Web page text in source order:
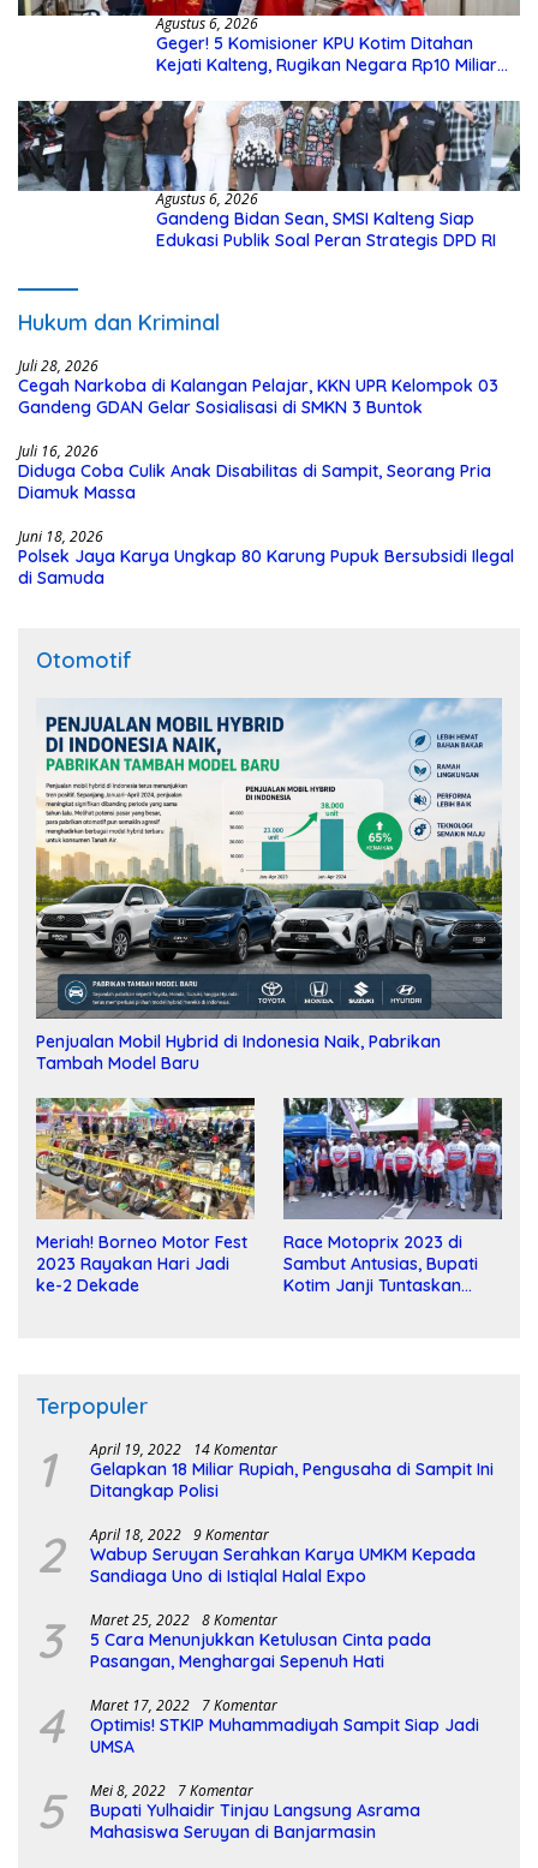
Agustus 6, 2026
Geger! 5 Komisioner KPU Kotim Ditahan
Kejati Kalteng, Rugikan Negara Rp10 Miliar
Agustus 6, 2026
Gandeng Bidan Sean, SMSI Kalteng Siap
Edukasi Publik Soal Peran Strategis DPD RI
Hukum dan Kriminal
Juli 28, 2026
Cegah Narkoba di Kalangan Pelajar, KKN UPR Kelompok 03
Gandeng GDAN Gelar Sosialisasi di SMKN 3 Buntok
Juli 16, 2026
Diduga Coba Culik Anak Disabilitas di Sampit, Seorang Pria
Diamuk Massa
Juni 18, 2026
Polsek Jaya Karya Ungkap 80 Karung Pupuk Bersubsidi Ilegal
di Samuda
Otomotif
Penjualan Mobil Hybrid di Indonesia Naik, Pabrikan
Tambah Model Baru
Meriah! Borneo Motor Fest
2023 Rayakan Hari Jadi
ke-2 Dekade
Race Motoprix 2023 di
Sambut Antusias, Bupati
Kotim Janji Tuntaskan
Terpopuler
1 April 19, 2022 14 Komentar
Gelapkan 18 Miliar Rupiah, Pengusaha di Sampit Ini
Ditangkap Polisi
2 April 18, 2022 9 Komentar
Wabup Seruyan Serahkan Karya UMKM Kepada
Sandiaga Uno di Istiqlal Halal Expo
3 Maret 25, 2022 8 Komentar
5 Cara Menunjukkan Ketulusan Cinta pada
Pasangan, Menghargai Sepenuh Hati
4 Maret 17, 2022 7 Komentar
Optimis! STKIP Muhammadiyah Sampit Siap Jadi
UMSA
5 Mei 8, 2022 7 Komentar
Bupati Yulhaidir Tinjau Langsung Asrama
Mahasiswa Seruyan di Banjarmasin